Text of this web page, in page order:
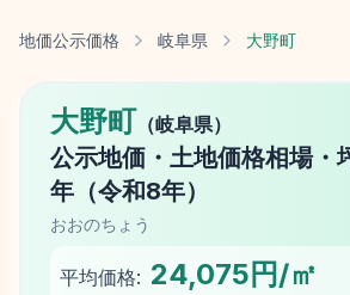
地価公示価格 岐阜県 大野町
大野町 （岐阜県）
公示地価 ・土地価格相場・
年（令和8年）
おおのちょう
平均価格: 24,075円/㎡